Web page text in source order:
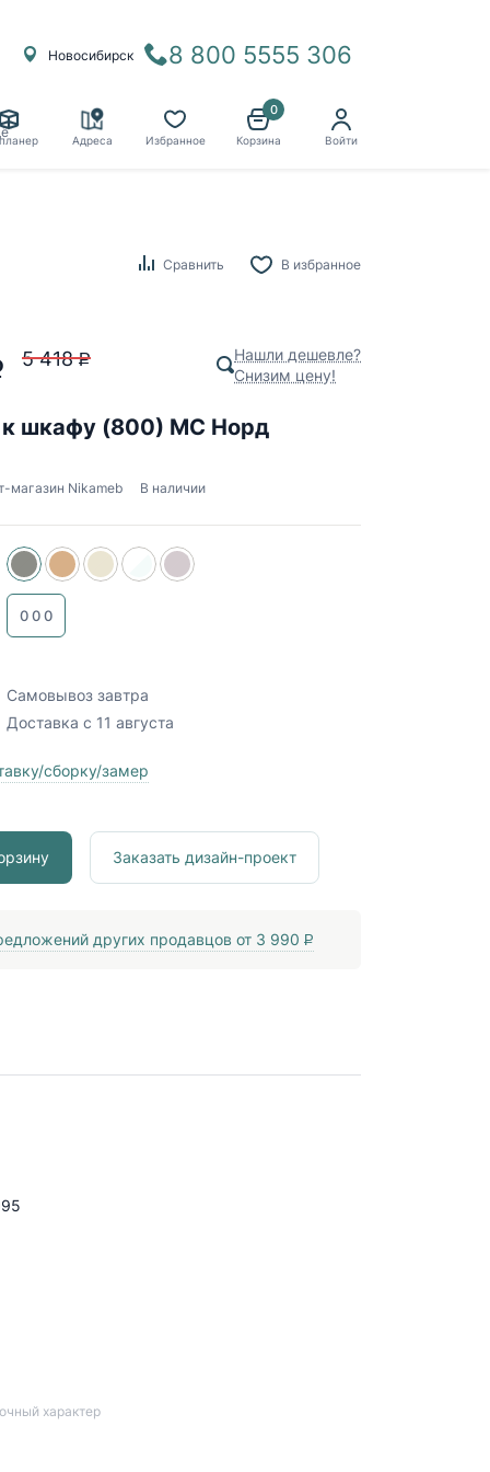
Адреса Избранное
0
Корзина Войти
Новосибирск 8 800 5555 306
Сравнить В избранное
5 418 P
Нашли дешевле?
Снизим цену!
к шкафу (800) МС Норд
магазин Nikameb В наличии
000
Самовывоз завтра
Доставка с 11 августа
сборку/замер
Заказать дизайн-проект
других продавцов от 3 990 P
характер